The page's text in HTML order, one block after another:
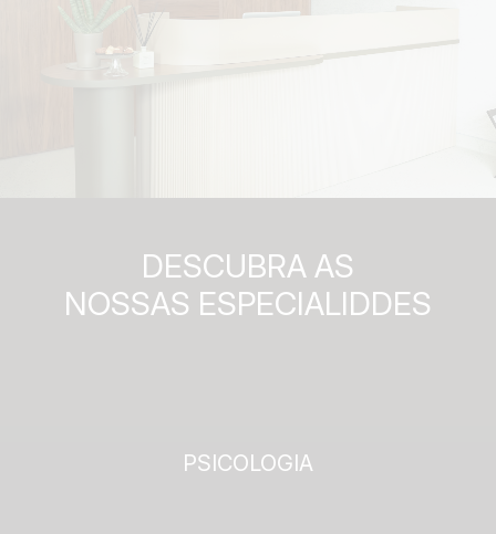
DESCUBRA AS
NOSSAS ESPECIALIDDES
PSICOLOGIA